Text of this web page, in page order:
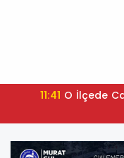
11:41 O İlçede